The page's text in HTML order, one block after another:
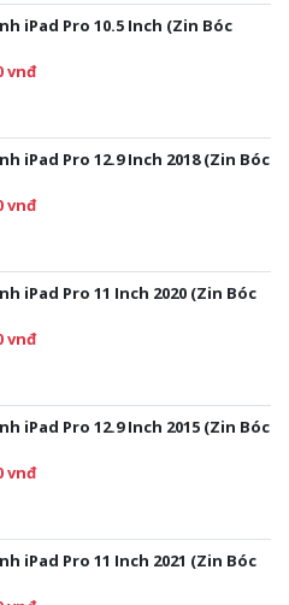
iPad Pro 10.5 Inch (Zin Bóc
vnđ
iPad Pro 12.9 Inch 2018 (Zin Bóc
vnđ
iPad Pro 11 Inch 2020 (Zin Bóc
vnđ
iPad Pro 12.9 Inch 2015 (Zin Bóc
vnđ
iPad Pro 11 Inch 2021 (Zin Bóc